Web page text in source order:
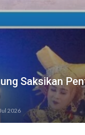
Saksikan
2026